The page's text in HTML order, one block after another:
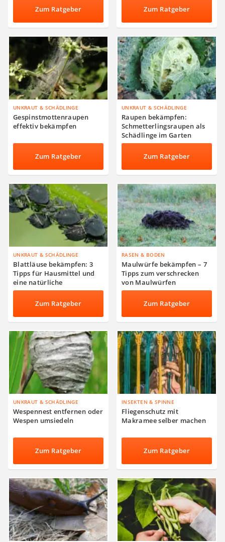
Zum Ratgeber Zum Ratgeber
UNKRAUT & SCHÄDLINGE
Gespinstmottenraupen
effektiv bekämpfen
Zum Ratgeber
UNKRAUT & SCHÄDLINGE
Raupen bekämpfen:
Schmetterlingsraupen als
Schädlinge im Garten
Zum Ratgeber
UNKRAUT & SCHÄDLINGE
Blattläuse bekämpfen: 3
Tipps für Hausmittel und
eine natürliche
Schädlingsbekämpfung
Zum Ratgeber
RASEN & BODEN
Maulwürfe bekämpfen – 7
Tipps zum verschrecken
von Maulwürfen
Zum Ratgeber
UNKRAUT & SCHÄDLINGE
Wespennest entfernen oder
Wespen umsiedeln
Zum Ratgeber
INSEKTEN & SPINNE
Fliegenschutz mit
Makramee selber machen
Zum Ratgeber